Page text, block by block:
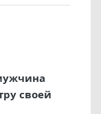
своей